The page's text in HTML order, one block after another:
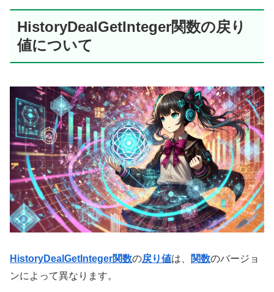
HistoryDealGetInteger関数の戻り
値について
HistoryDealGetInteger関数の戻り値は、 関数のバージョ
ンによって異なります。